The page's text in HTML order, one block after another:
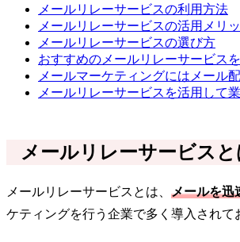
メールリレーサービスの利用方法
メールリレーサービスの活用メリ
メールリレーサービスの選び方
おすすめのメールリレーサービス
メールマーケティングにはメール
メールリレーサービスを活用して
メールリレーサービスと
メールリレーサービスとは、 メールを迅
ケティングを行う企業で多く導入され